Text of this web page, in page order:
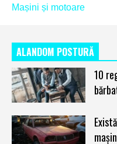
Mașini și motoare
ALANDOM POSTURĂ
10